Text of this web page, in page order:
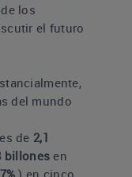
los
el futuro
del mundo
de 2,1
billones en
) en cinco